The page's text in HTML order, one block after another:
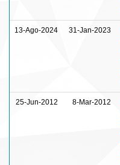
13-Ago-2024 31-Jan-2023
25-Jun-2012 8-Mar-2012